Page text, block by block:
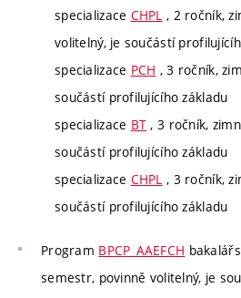
specializace CHPL , 2 ročník,
volitelný, je součástí
specializace PCH , 3 ročník,
součástí profilujícího základu
specializace BT , 3 ročník,
součástí profilujícího základu
specializace CHPL , 3 ročník,
součástí profilujícího základu
Program BPCP_AAEFCH
semestr, povinně volitelný, je